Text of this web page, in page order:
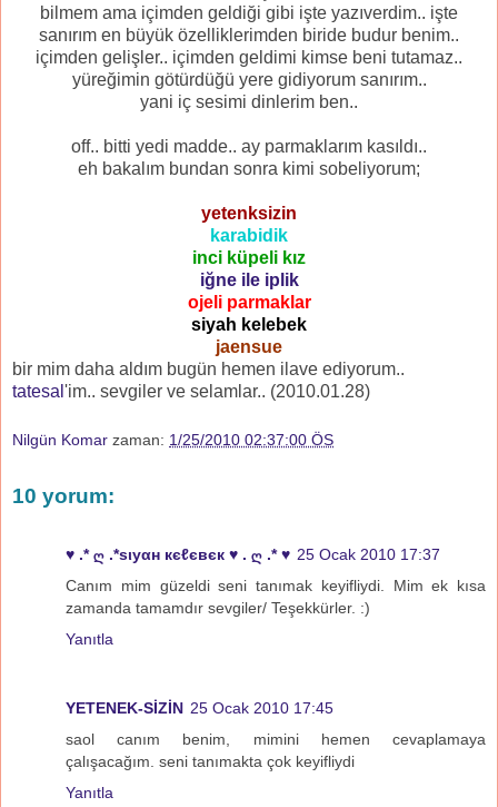
bilmem ama içimden geldiği gibi işte yazıverdim.. işte
sanırım en büyük özelliklerimden biride budur benim..
içimden gelişler.. içimden geldimi kimse beni tutamaz..
yüreğimin götürdüğü yere gidiyorum sanırım..
yani iç sesimi dinlerim ben..
off.. bitti yedi madde.. ay parmaklarım kasıldı..
eh bakalım bundan sonra kimi sobeliyorum;
yetenksizin
karabidik
inci küpeli kız
iğne ile iplik
ojeli parmaklar
siyah kelebek
jaensue
bir mim daha aldım bugün hemen ilave ediyorum..
tatesal 'im.. sevgiler ve selamlar.. (2010.01.28)
Nilgün Komar zaman: 1/25/2010 02:37:00 ÖS
10 yorum:
♥ .* ღ .*ѕιуαн кєℓєвєк ♥ . ღ .* ♥ 25 Ocak 2010 17:37
Canım mim güzeldi seni tanımak keyifliydi. Mim ek kısa
zamanda tamamdır sevgiler/ Teşekkürler. :)
Yanıtla
YETENEK-SİZİN 25 Ocak 2010 17:45
saol canım benim, mimini hemen cevaplamaya
çalışacağım. seni tanımakta çok keyifliydi
Yanıtla